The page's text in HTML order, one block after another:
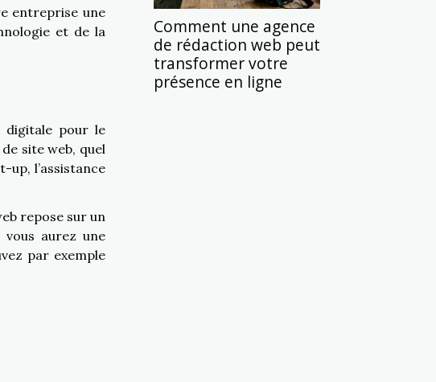
entreprise une
et de la
digitale pour le
site web, quel
up, l’assistance
repose sur un
vous aurez une
par exemple
Comment une agence
de rédaction web peut
transformer votre
présence en ligne